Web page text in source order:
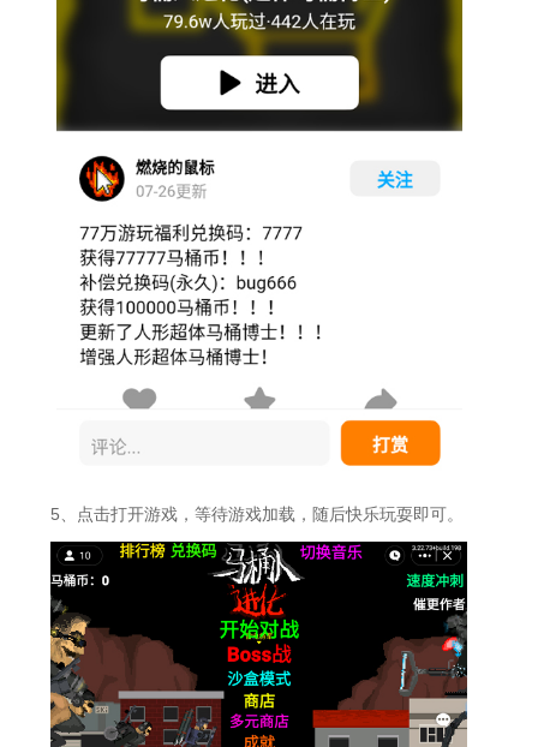
5、点击打开游戏，等待游戏加载，随后快乐玩耍即可。